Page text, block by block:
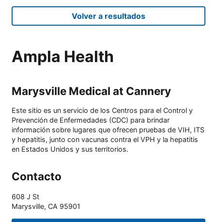
Volver a resultados
Ampla Health
Marysville Medical at Cannery
Este sitio es un servicio de los Centros para el Control y
Prevención de Enfermedades (CDC) para brindar
información sobre lugares que ofrecen pruebas de VIH, ITS
y hepatitis, junto con vacunas contra el VPH y la hepatitis
en Estados Unidos y sus territorios.
Contacto
608 J St
Marysville, CA 95901